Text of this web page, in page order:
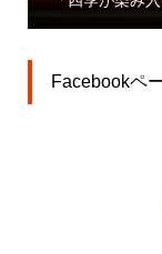
Facebookペ